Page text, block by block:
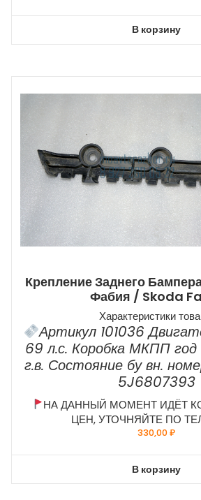
В корзину
Крепление Заднего
Фабия / Skoda
Характеристики
Артикул 101036
69 л.с. Коробка МКПП год
г.в. Состояние бу вн.
5J6807393
НА ДАННЫЙ МОМЕНТ ИДЁТ
ЦЕН, УТОЧНЯЙТЕ ПО
330,00₽
В корзину